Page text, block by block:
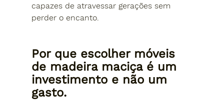
capazes de atravessar gerações sem
perder o encanto.
Por que escolher móveis
de madeira maciça é um
investimento e não um
gasto.